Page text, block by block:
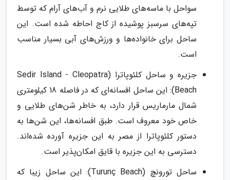
سواحل با ماسه‌های طلایی نرم و آب‌های آرام که توسط
تپه‌های سرسبز پوشیده از کاج احاطه شده است. این
ساحل برای خانواده‌ها و ورزش‌های آبی بسیار مناسب
است.
جزیره و ساحل کلئوپاترا (Sedir Island - Cleopatra
Beach): این ساحل افسانه‌ای که در فاصله 18 کیلومتری
شمال مارماریس قرار دارد، به خاطر شن‌های طلایی و
خاص خود معروف است. طبق افسانه‌ها، این شن‌ها به
دستور کلئوپاترا از مصر به این جزیره آورده شده‌اند.
دسترسی به این جزیره با قایق امکان‌پذیر است.
ساحل تورونچ (Turunç Beach): این ساحل زیبا که